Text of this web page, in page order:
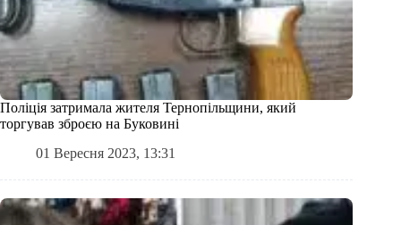
Поліція затримала жителя Тернопільщини, який
торгував зброєю на Буковині
01 Вересня 2023, 13:31